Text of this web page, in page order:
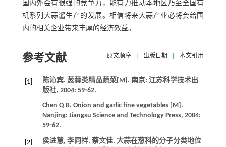
国内外会有很强的竞争力，能有力推动本地区乃至全国有
机系列大蒜酱生产的发展。相信将来大蒜产业必将会给国
内的相关企业带来丰厚的经济效益。
参考文献 原文顺序 出版日期 本文引用
[1] 陈沁宾. 葱蒜类精品蔬菜[M]. 南京: 江苏科学技术出
版社, 2004: 59⁃62.
Chen Q B. Onion and garlic fine vegetables[M].
Nanjing: Jiangsu Science and Technology Press, 2004:
59⁃62.
[2]
侯进慧, 李同祥, 蔡文佳. 大蒜在葱科的分子分类地位